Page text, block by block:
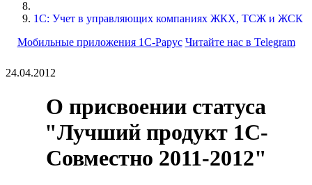
1С: Учет в управляющих компаниях ЖКХ, ТСЖ и ЖСК
Мобильные приложения 1С-Рарус Читайте нас в Telegram
24.04.2012
О присвоении статуса
"Лучший продукт 1С-
Совместно 2011-2012"